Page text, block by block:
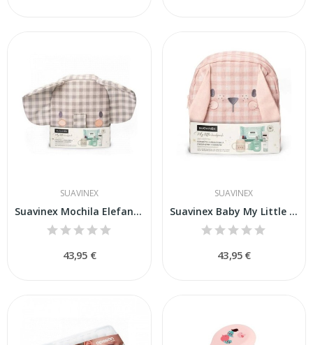
SUAVINEX
Suavinex Mochila Elefante
43,95 €
SUAVINEX
Suavinex Baby My Little Backpack Conejo
43,95 €